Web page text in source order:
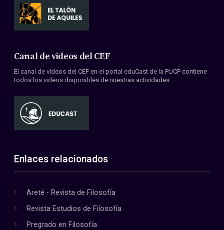
Canal de videos del CEF
El canal de videos del CEF en el portal eduCast de la PUCP contiene
todos los videos disponibles de nuestras actividades.
Enlaces relacionados
Areté - Revista de Filosofía
Revista Estudios de Filosofía
Pregrado en Filosofía